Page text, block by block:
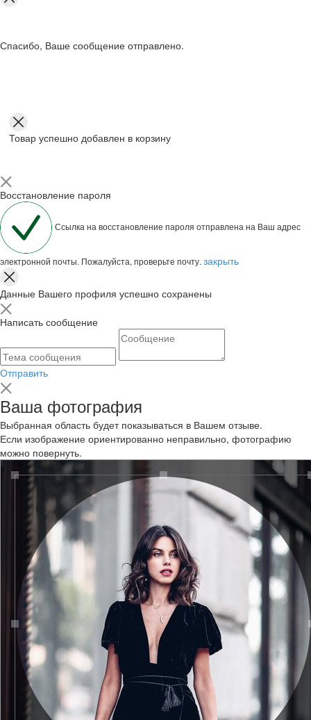
Спасибо, Ваше сообщение отправлено.
Товар успешно добавлен в корзину
Восстановление пароля
Ссылка на восстановление пароля отправлена на Ваш адрес
электронной почты. Пожалуйста, проверьте почту. закрыть
Данные Вашего профиля успешно сохранены
Написать сообщение
Отправить
Ваша фотография
Выбранная область будет показываться в Вашем отзыве.
Если изображение ориентированно неправильно, фотографию
можно повернуть.